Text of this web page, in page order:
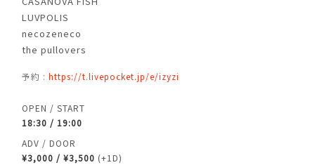
LUVPOLIS
necozeneco
the pullovers
予約 : https://t.livepocket.jp/e/izyzi
OPEN / START
18:30 / 19:00
ADV / DOOR
¥3,000 / ¥3,500 (+1D)